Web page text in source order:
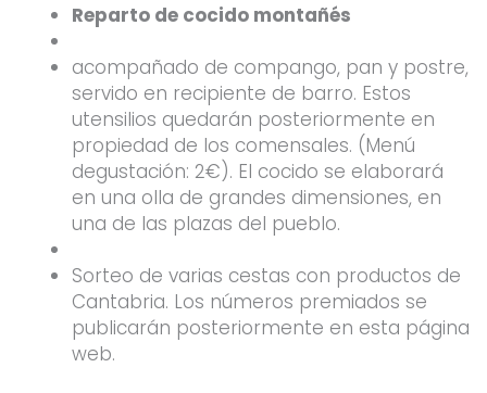
Reparto de cocido montañés
acompañado de compango, pan y postre,
servido en recipiente de barro. Estos
utensilios quedarán posteriormente en
propiedad de los comensales. (Menú
degustación: 2€). El cocido se elaborará
en una olla de grandes dimensiones, en
una de las plazas del pueblo.
Sorteo de varias cestas con productos de
Cantabria. Los números premiados se
publicarán posteriormente en esta página
web.